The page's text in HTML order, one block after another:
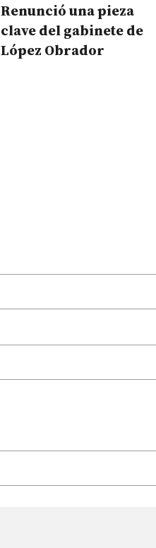
Renunció una pieza
clave del gabinete de
López Obrador